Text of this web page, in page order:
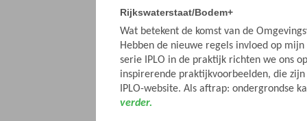
Rijkswaterstaat/Bodem+
Wat betekent de komst van de
Hebben de nieuwe regels invloed op
serie IPLO in de praktijk richten we ons
inspirerende praktijkvoorbeelden, die
IPLO-website. Als aftrap: ondergrondse
verder.